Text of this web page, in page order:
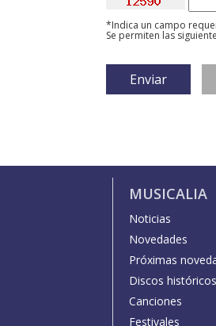
*Indica un campo
Se permiten las
MUSICALIA
Noticias
Novedades
Próximas
Discos históricos
Canciones
Festivales